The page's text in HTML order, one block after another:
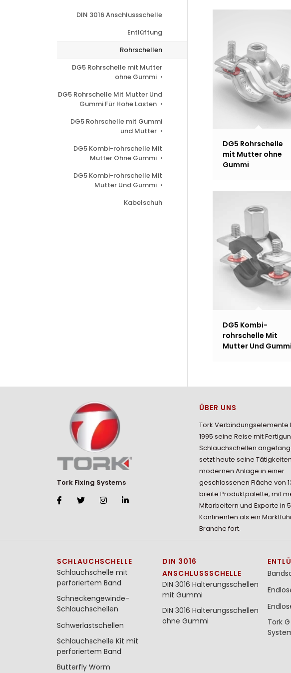
DIN 3016 Anschlussschelle
Entlüftung
Rohrschellen
DG5 Rohrschelle mit Mutter
ohne Gummi
DG5 Rohrschelle Mit Mutter Und
Gummi Für Hohe Lasten
DG5 Rohrschelle mit Gummi
und Mutter
DG5 Kombi-rohrschelle Mit
Mutter Ohne Gummi
DG5 Kombi-rohrschelle Mit
Mutter Und Gummi
Kabelschuh
DG5 Rohrschelle
mit Mutter ohne
Gummi
DG5 Kombi-
rohrschelle Mit
Mutter Und Gummi
Tork Fixing Systems
ÜBER UNS
Tork Verbindungselemente
1995 seine Reise mit
Schlauchschellen
setzt heute seine
modernen Anlage in einer
geschlossenen Fläche von
breite Produktpalette, mit
Mitarbeitern und Exporte in 5
Kontinenten als ein
Branche fort.
SCHLAUCHSCHELLE
Schlauchschelle mit
perforiertem Band
Schneckengewinde-
Schlauchschellen
Schwerlastschellen
Schlauchschelle Kit mit
perforiertem Band
Butterfly Worm
DIN 3016
ANSCHLUSSSCHELLE
DIN 3016 Halterungsschellen
mit Gummi
DIN 3016 Halterungsschellen
ohne Gummi
Tork